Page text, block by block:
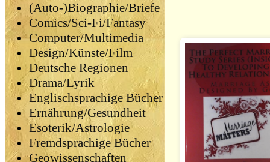
(Auto-)Biographie/Briefe
Comics/Sci-Fi/Fantasy
Computer/Multimedia
Design/Künste/Film
Deutsche Regionen
Drama/Lyrik
Englischsprachige Bücher
Ernährung/Gesundheit
Esoterik/Astrologie
Fremdsprachige Bücher
Geowissenschaften